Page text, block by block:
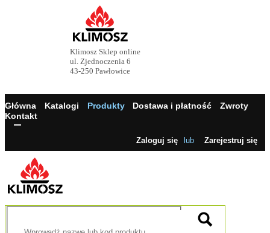
Klimosz Sklep online
ul. Zjednoczenia 6
43-250 Pawłowice
Główna Katalogi Produkty Dostawa i płatność
Zwroty
Kontakt
Zaloguj się lub Zarejestruj się